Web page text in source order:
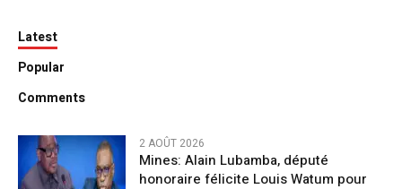
Latest
Popular
Comments
2 AOÛT 2026
Mines: Alain Lubamba, député
honoraire félicite Louis Watum pour